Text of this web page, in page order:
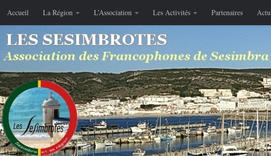
Skip to content
Accueil La Région L’Association Les Activités Partenaires